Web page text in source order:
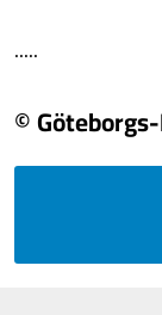
.....
©